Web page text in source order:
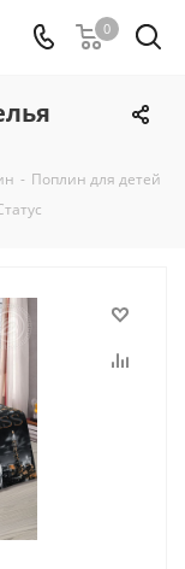
0
- Поплин для детей